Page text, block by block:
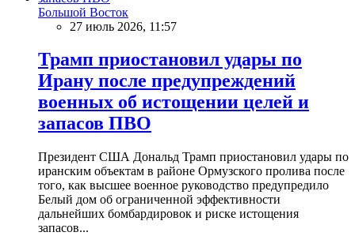
Большой Восток
27 июль 2026, 11:57
Трамп приостановил удары по
Ирану после предупреждений
военных об истощении целей и
запасов ПВО
Президент США Дональд Трамп приостановил удары по
иранским объектам в районе Ормузского пролива после
того, как высшее военное руководство предупредило
Белый дом об ограниченной эффективности
дальнейших бомбардировок и риске истощения
запасов...